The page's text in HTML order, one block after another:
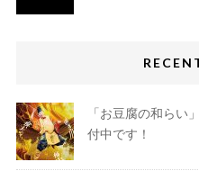
「お豆腐の和らい
付中です！